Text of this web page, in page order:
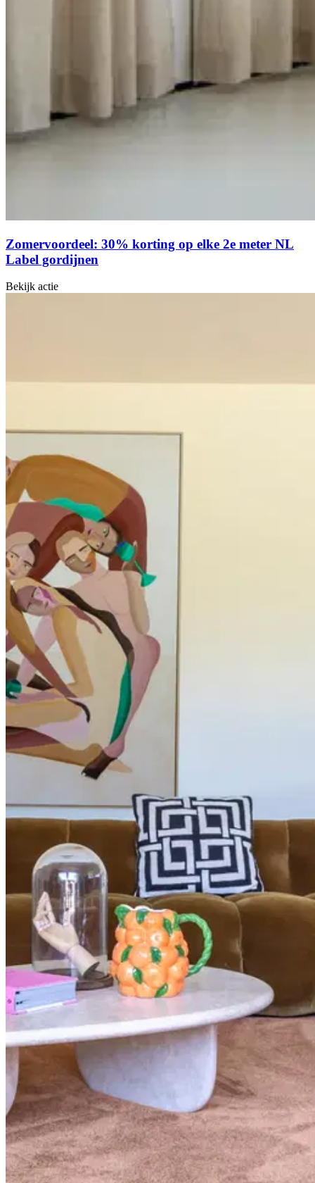
Zomervoordeel: 30% korting op elke 2e meter NL
Label gordijnen
Bekijk actie